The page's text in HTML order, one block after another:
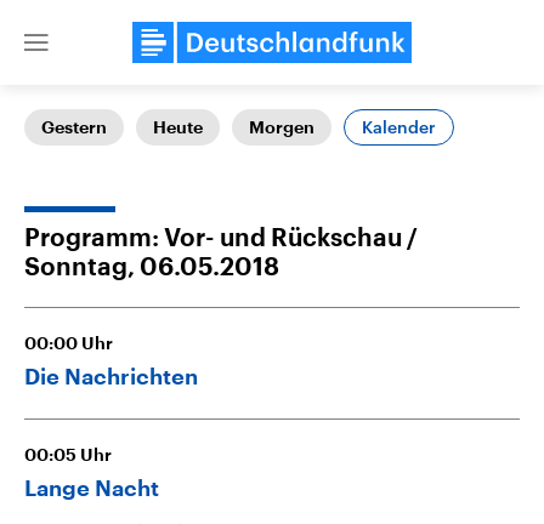
Close
Landtagswahl Sachsen-Anhalt
Alle Informationen
Sachsen-Anhalt wählt am 6.
September 2026 einen neuen
Landtag. Seit 2021 wird das
USA
Gestern Heute Morgen Kalender
Programm: Vor- und Rückschau
Sonntag, 06.05.2018
00:00 Uhr
Die Nachrichten
00:05 Uhr
Lange Nacht